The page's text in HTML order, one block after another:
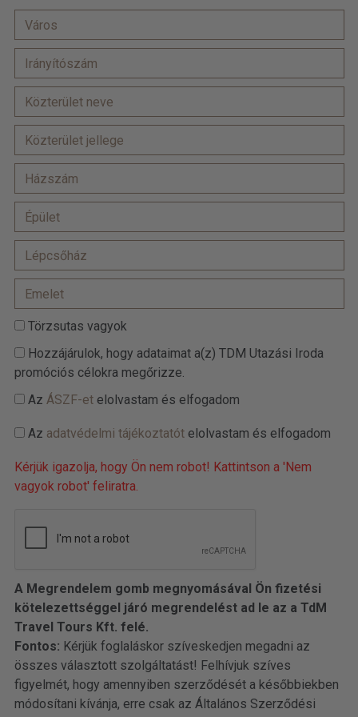
Törzsutas vagyok
Hozzájárulok, hogy adataimat a(z) TDM Utazási Iroda
promóciós célokra megőrizze.
Az ÁSZF-etelolvastam és elfogadom
Az adatvédelmi tájékoztatótelolvastam és elfogadom
Kérjük igazolja, hogy Ön nem robot! Kattintson a 'Nem
vagyok robot' feliratra.
A Megrendelem gomb megnyomásával Ön fizetési
kötelezettséggel járó megrendelést ad le az a TdM
Travel Tours Kft. felé.
Fontos: Kérjük foglaláskor szíveskedjen megadni az
összes választott szolgáltatást! Felhívjuk szíves
figyelmét, hogy amennyiben szerződését a későbbiekben
módosítani kívánja, erre csak az Általános Szerződési